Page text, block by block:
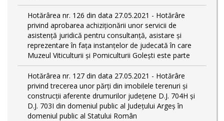
Hotărârea nr. 126 din data 27.05.2021 - Hotărâre
privind aprobarea achiziționării unor servicii de
asistență juridică pentru consultanță, asistare și
reprezentare în fața instanțelor de judecată în care
Muzeul Viticulturii și Pomiculturii Golești este parte
Hotărârea nr. 127 din data 27.05.2021 - Hotărâre
privind trecerea unor părţi din imobilele terenuri şi
construcţii aferente drumurilor județene D.J. 704H și
D.J. 703I din domeniul public al Județului Argeș în
domeniul public al Statului Român